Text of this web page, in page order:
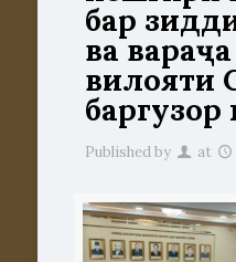
бар
ва
вилояти
баргузор
Published by at